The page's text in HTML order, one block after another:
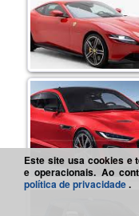
Este site usa cookies e
e operacionais. Ao
política de privacidade.